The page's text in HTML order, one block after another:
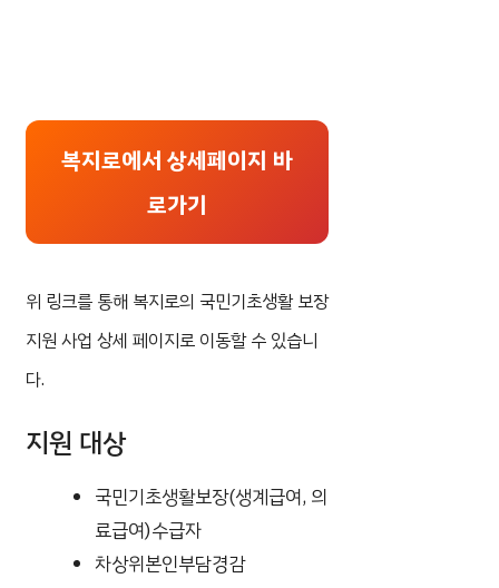
복지로에서 상세페이지 바
로가기
위 링크를 통해 복지로의 국민기초생활 보장
지원 사업 상세 페이지로 이동할 수 있습니
다.
지원 대상
국민기초생활보장(생계급여, 의
료급여)수급자
차상위본인부담경감